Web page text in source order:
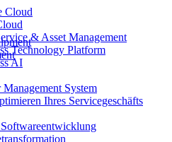
Cloud
& Asset Management
Technology Platform
AI
System
Ihres Servicegeschäfts